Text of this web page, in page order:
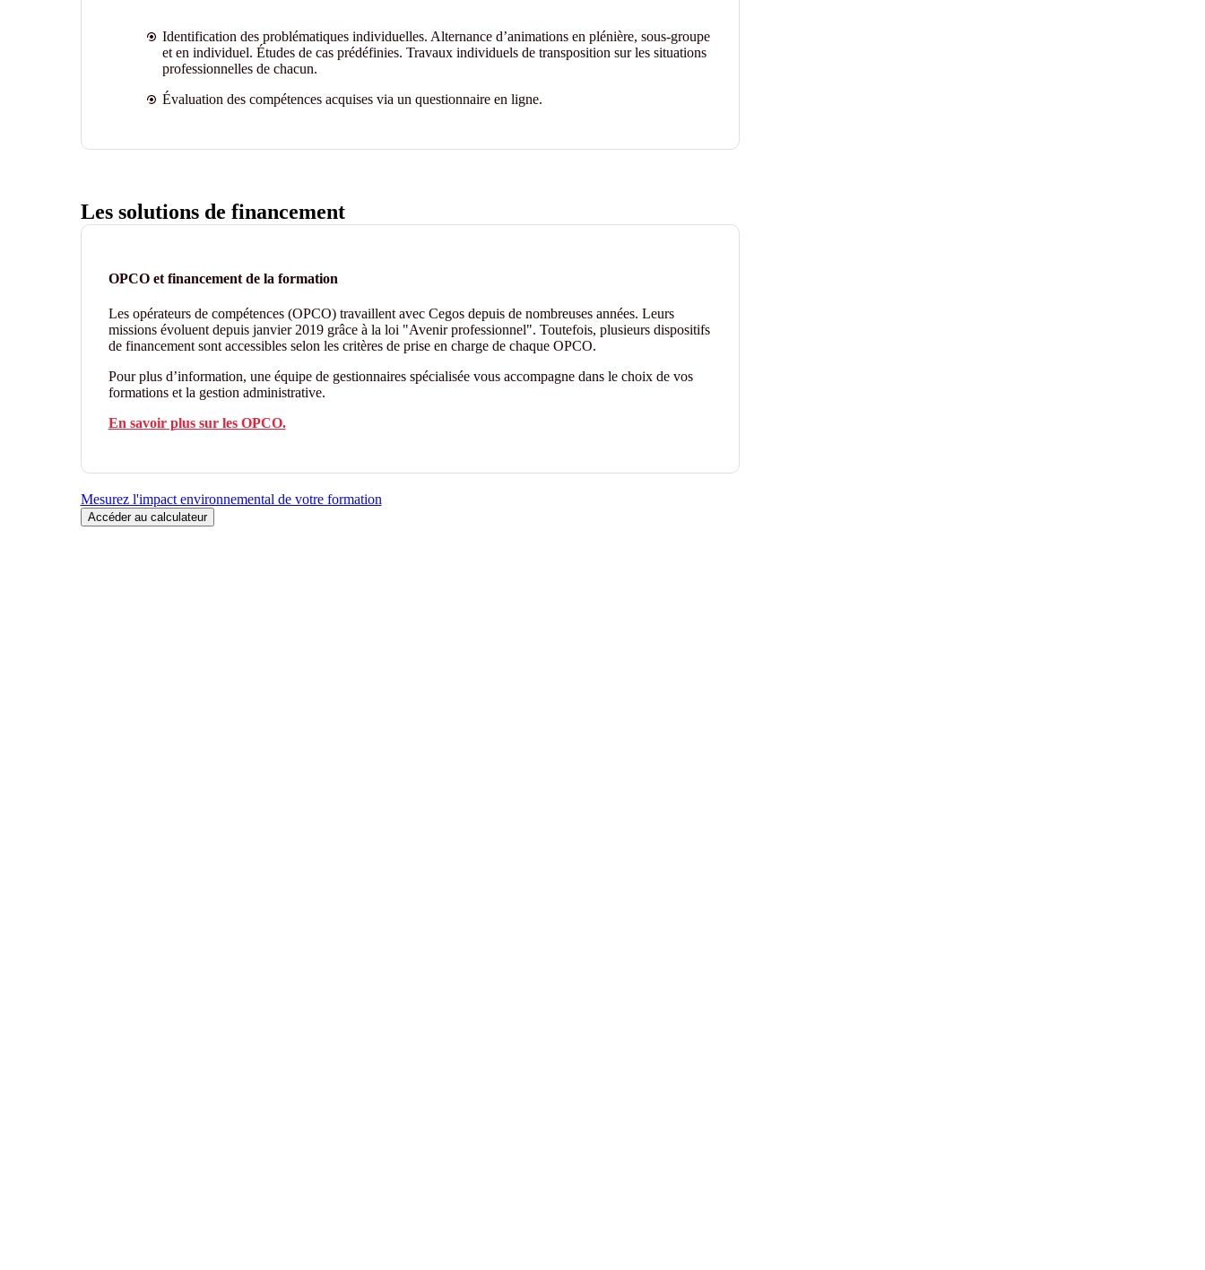
Identification des problématiques individuelles. Alternance d’animations en plénière, sous-groupe
et en individuel. Études de cas prédéfinies. Travaux individuels de transposition sur les situations
professionnelles de chacun.
Évaluation des compétences acquises via un questionnaire en ligne.
Les solutions de financement
OPCO et financement de la formation
Les opérateurs de compétences (OPCO) travaillent avec Cegos depuis de nombreuses années. Leurs
missions évoluent depuis janvier 2019 grâce à la loi "Avenir professionnel". Toutefois, plusieurs dispositifs
de financement sont accessibles selon les critères de prise en charge de chaque OPCO.
Pour plus d’information, une équipe de gestionnaires spécialisée vous accompagne dans le choix de vos
formations et la gestion administrative.
En savoir plus sur les OPCO.
Mesurez l'impact environnemental de votre formation
Accéder au calculateur